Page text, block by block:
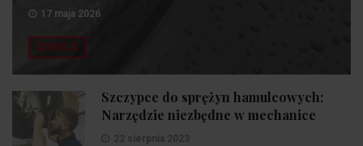
17 maja 2026
ZOBACZ
Szczypce do sprężyn hamulcowych:
Narzędzie niezbędne w mechanice
22 sierpnia 2023